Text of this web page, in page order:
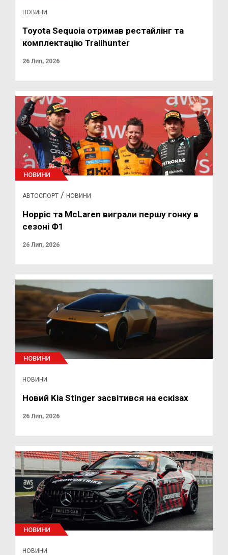
НОВИНИ
Toyota Sequoia отримав рестайлінг та
комплектацію Trailhunter
26 Лип, 2026
НОВИНИ
АВТОСПОРТ / НОВИНИ
Норріс та McLaren виграли першу гонку в
сезоні Ф1
26 Лип, 2026
НОВИНИ
НОВИНИ
Новий Kia Stinger засвітився на ескізах
26 Лип, 2026
НОВИНИ
НОВИНИ